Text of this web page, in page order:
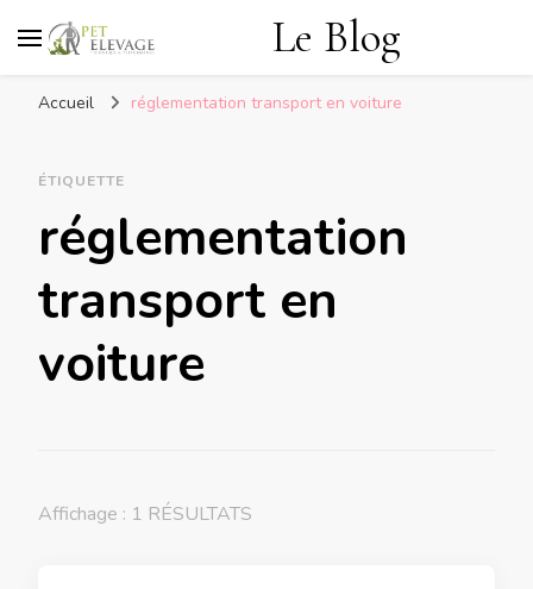
Le Blog
Accueil réglementation transport en voiture
ÉTIQUETTE
réglementation
transport en
voiture
Affichage : 1 RÉSULTATS